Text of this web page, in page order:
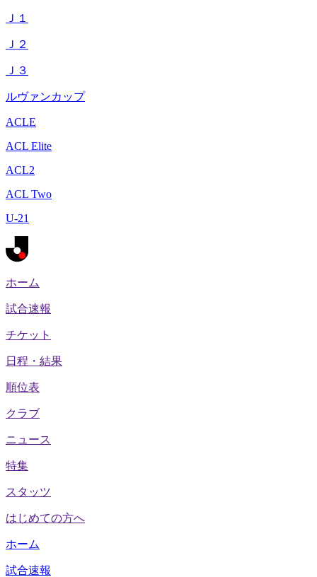
Ｊ１
Ｊ２
Ｊ３
ルヴァンカップ
ACLE
ACL Elite
ACL2
ACL Two
U-21
ホーム
試合速報
チケット
日程・結果
順位表
クラブ
ニュース
特集
スタッツ
はじめての方へ
ホーム
試合速報